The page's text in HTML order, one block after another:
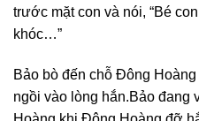
trước mặt con và nói, “Bé
khóc…”
Bảo bò đến chỗ Đông
ngồi vào lòng hắn.Bảo đang